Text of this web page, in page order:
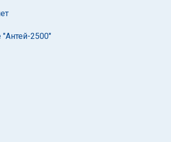
"Антей-2500"